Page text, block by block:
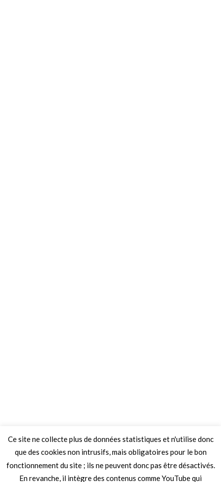
Ce site ne collecte plus de données statistiques et n'utilise donc
que des cookies non intrusifs, mais obligatoires pour le bon
fonctionnement du site ; ils ne peuvent donc pas être désactivés.
En revanche, il intègre des contenus comme YouTube qui